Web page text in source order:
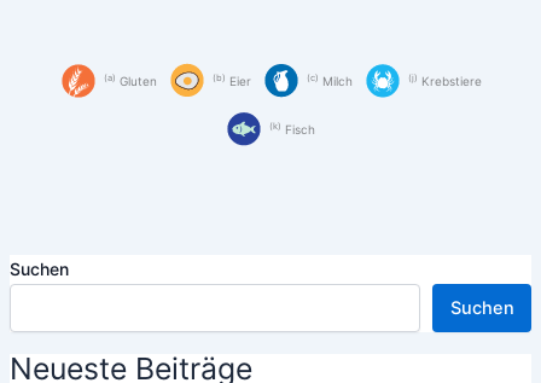
a Gluten b Eier c Milch j Krebstiere
k Fisch
Suchen
Suchen
Neueste Beiträge